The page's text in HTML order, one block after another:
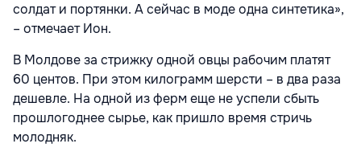
солдат и портянки. А сейчас в моде одна синтетика»,
– отмечает Ион.
В Молдове за стрижку одной овцы рабочим платят
60 центов. При этом килограмм шерсти – в два раза
дешевле. На одной из ферм еще не успели сбыть
прошлогоднее сырье, как пришло время стричь
молодняк.